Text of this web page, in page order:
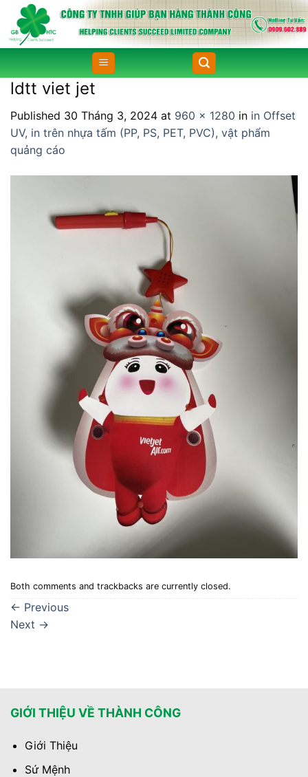
Skip
content
ldtt viet jet
Published 30 Tháng 3, 2024 at 960 × 1280 in in Offset
UV, in trên nhựa tấm (PP, PS, PET, PVC), vật phẩm
quảng cáo
Both comments and trackbacks are currently closed.
← Previous
Next →
GIỚI THIỆU VỀ THÀNH CÔNG
Giới Thiệu
Sứ Mệnh